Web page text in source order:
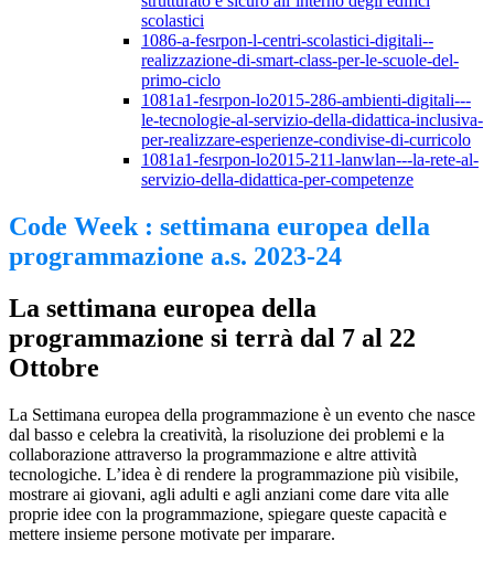
scolastici
1086-a-fesrpon-l-centri-scolastici-digitali--
realizzazione-di-smart-class-per-le-scuole-del-
primo-ciclo
1081a1-fesrpon-lo2015-286-ambienti-digitali---
le-tecnologie-al-servizio-della-didattica-inclusiva-
per-realizzare-esperienze-condivise-di-curricolo
1081a1-fesrpon-lo2015-211-lanwlan---la-rete-al-
servizio-della-didattica-per-competenze
Code Week : settimana europea della
programmazione a.s. 2023-24
La settimana europea della
programmazione si terrà dal 7 al 22
Ottobre
La Settimana europea della programmazione è un evento che nasce
dal basso e celebra la creatività, la risoluzione dei problemi e la
collaborazione attraverso la programmazione e altre attività
tecnologiche. L’idea è di rendere la programmazione più visibile,
mostrare ai giovani, agli adulti e agli anziani come dare vita alle
proprie idee con la programmazione, spiegare queste capacità e
mettere insieme persone motivate per imparare.